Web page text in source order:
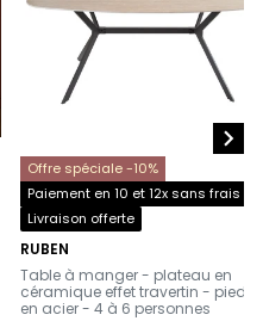
Offre spéciale -10%
Paiement en 10 et 12x sans frais
Livraison offerte
RUBEN
-
Table à manger - plateau en
céramique effet travertin - pieds
en acier - 4 à 6 personnes
